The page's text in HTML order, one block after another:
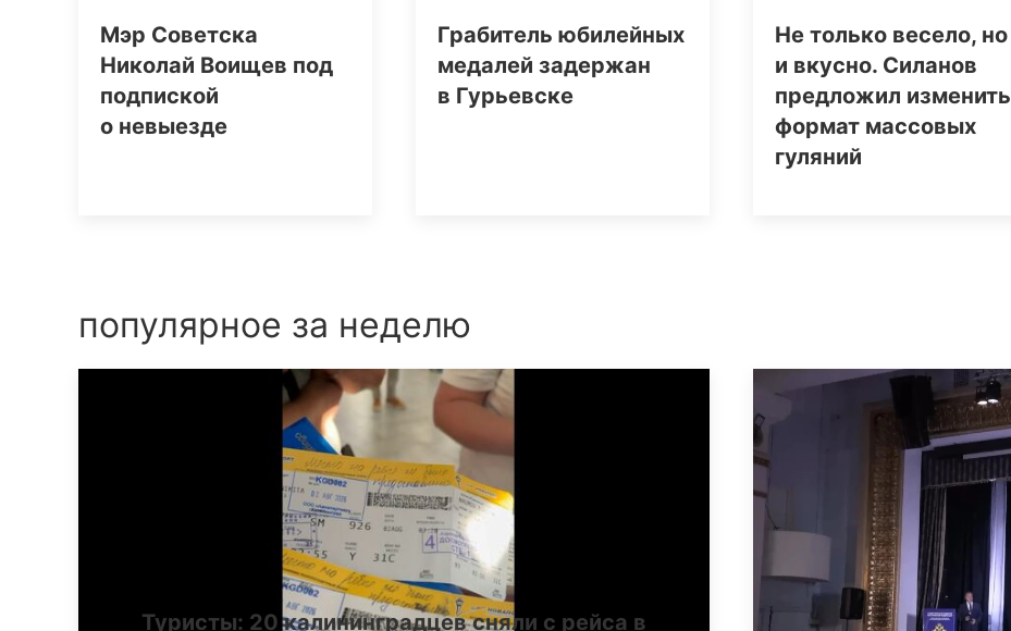
Мэр Советска
Николай Воищев под
подпиской
о невыезде
Грабитель юбилейных
медалей задержан
в Гурьевске
Не только весело, но
и вкусно. Силанов
предложил изменить
формат массовых
гуляний
популярное за неделю
Туристы: 20 калининградцев сняли с рейса в